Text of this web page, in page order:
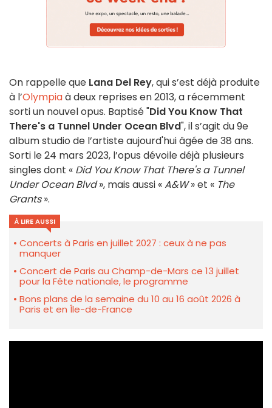
On rappelle que Lana Del Rey, qui s’est déjà produite
à l’Olympiaà deux reprises en 2013, a récemment
sorti un nouvel opus. Baptisé "Did You Know That
There's a Tunnel Under Ocean Blvd", il s’agit du 9e
album studio de l’artiste aujourd'hui âgée de 38 ans.
Sorti le 24 mars 2023, l’opus dévoile déjà plusieurs
singles dont « Did You Know That There's a Tunnel
Under Ocean Blvd», mais aussi «A&W» et « The
Grants».
À LIRE AUSSI
Concerts à Paris en juillet 2027 : ceux à ne pas
manquer
Concert de Paris au Champ-de-Mars ce 13 juillet
pour la Fête nationale, le programme
Bons plans de la semaine du 10 au 16 août 2026 à
Paris et en Île-de-France